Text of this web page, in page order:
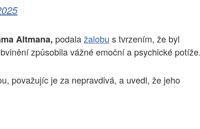
Altmana, podalažalobu s tvrzením, že byl
způsobila vážné emoční a psychické potíže.
považujíc je za nepravdivá, a uvedl, že jeho